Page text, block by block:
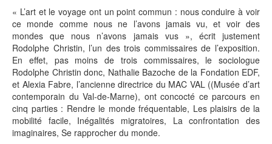
« L’art et le voyage ont un point commun : nous conduire à voir
ce monde comme nous ne l’avons jamais vu, et voir des
mondes que nous n’avons jamais vus », écrit justement
Rodolphe Christin, l’un des trois commissaires de l’exposition.
En effet, pas moins de trois commissaires, le sociologue
Rodolphe Christin donc, Nathalie Bazoche de la Fondation EDF,
et Alexia Fabre, l’ancienne directrice du MAC VAL ((Musée d’art
contemporain du Val-de-Marne), ont concocté ce parcours en
cinq parties : Rendre le monde fréquentable, Les plaisirs de la
mobilité facile, Inégalités migratoires, La confrontation des
imaginaires, Se rapprocher du monde.